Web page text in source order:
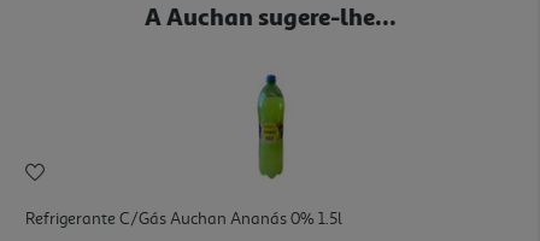
A Auchan sugere-lhe...
Refrigerante C/gás Auchan Ananás 0% 1.5l